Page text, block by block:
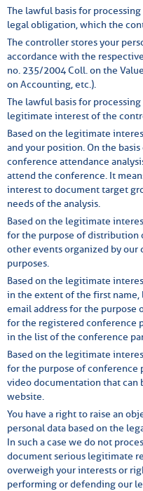
The lawful basis for processing
legal obligation, which the
The controller stores your
accordance with the
no. 235/2004 Coll. on the
on Accounting, etc.).
The lawful basis for processing
legitimate interest of the
Based on the legitimate
and your position. On the
conference attendance
attend the conference. It
interest to document target
needs of the analysis.
Based on the legitimate
for the purpose of
other events organized by
purposes.
Based on the legitimate
in the extent of the first name,
email address for the
for the registered conference
in the list of the conference
Based on the legitimate
for the purpose of conference
video documentation that can
website.
You have a right to raise an
personal data based on the
In such a case we do not
document serious legitimate
overweigh your interests or
performing or defending our